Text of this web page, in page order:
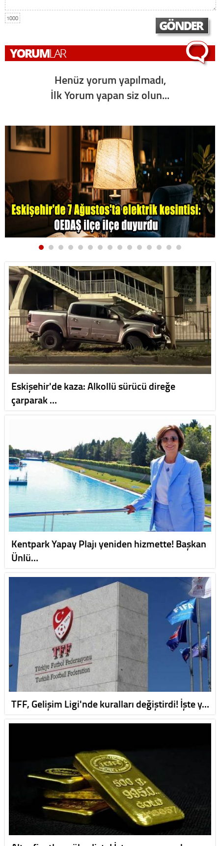
1000
Henüz yorum yapılmadı,
İlk Yorum yapan siz olun...
Eskişehir'de kaza: Alkollü sürücü direğe
çarparak …
Kentpark Yapay Plajı yeniden hizmette! Başkan
Ünlü…
TFF, Gelişim Ligi'nde kuralları değiştirdi! İşte y…